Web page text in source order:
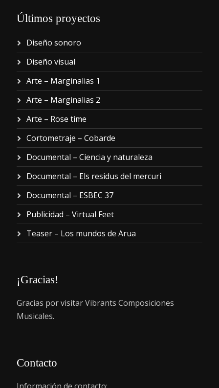
Últimos proyectos
Diseño sonoro
Diseño visual
Arte – Marginalias 1
Arte – Marginalias 2
Arte – Rose time
Cortometraje – Cobarde
Documental – Ciencia y naturaleza
Documental – Els residus del mercuri
Documental – ESBEC 37
Publicidad – Virtual Feet
Teaser – Los mundos de Arua
¡Gracias!
Gracias por visitar Vibrants Composiciones
Musicales.
Contacto